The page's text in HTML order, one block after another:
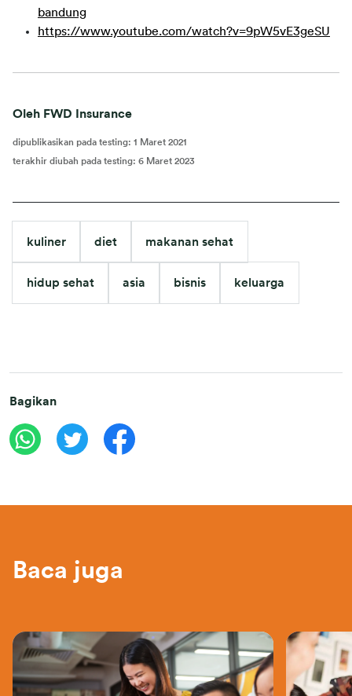
bandung
https://www.youtube.com/watch?v=9pW5vE3geSU
Oleh FWD Insurance
dipublikasikan pada testing: 1 Maret 2021
terakhir diubah pada testing: 6 Maret 2023
kuliner diet makanan sehat
hidup sehat asia bisnis keluarga
Bagikan
Baca juga